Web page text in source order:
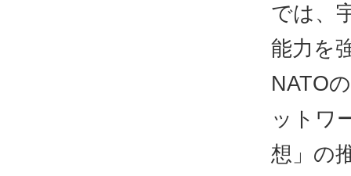
では、
能力を
NATO
ットワ
想」の